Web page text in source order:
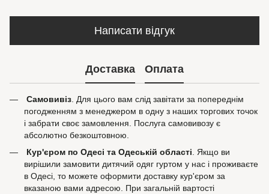
Написати відгук
Доставка Оплата
Самовивіз . Для цього вам слід завітати за попереднім
погодженням з менеджером в одну з наших торгових точок
і забрати своє замовлення. Послуга самовивозу є
абсолютно безкоштовною.
Кур'єром по Одесі та Одеській області. Якщо ви
вирішили замовити дитячий одяг гуртом у нас і проживаєте
в Одесі, то можете оформити доставку кур'єром за
вказаною вами адресою. При загальній вартості